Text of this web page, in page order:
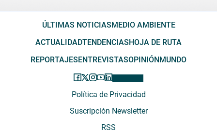
ÚLTIMAS NOTICIASMEDIO AMBIENTE
ACTUALIDADTENDENCIASHOJA DE RUTA
REPORTAJESENTREVISTASOPINIÓNMUNDO
Política de Privacidad
Suscripción Newsletter
RSS